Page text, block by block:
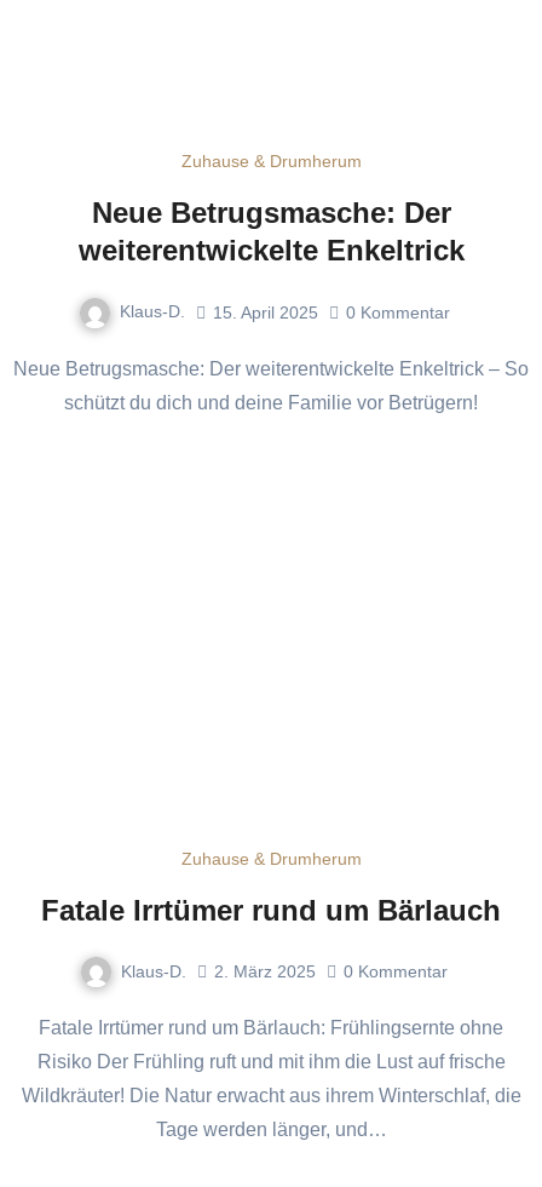
Zuhause & Drumherum
Neue Betrugsmasche: Der
weiterentwickelte Enkeltrick
Klaus-D. 15. April 2025 0 Kommentar
Neue Betrugsmasche: Der weiterentwickelte Enkeltrick – So
schützt du dich und deine Familie vor Betrügern!
Zuhause & Drumherum
Fatale Irrtümer rund um Bärlauch
Klaus-D. 2. März 2025 0 Kommentar
Fatale Irrtümer rund um Bärlauch: Frühlingsernte ohne
Risiko Der Frühling ruft und mit ihm die Lust auf frische
Wildkräuter! Die Natur erwacht aus ihrem Winterschlaf, die
Tage werden länger, und…